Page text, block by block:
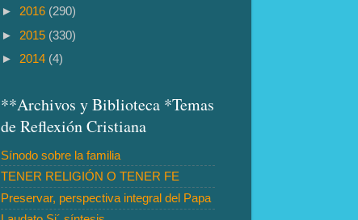
► 2016 (290)
► 2015 (330)
► 2014 (4)
**Archivos y Biblioteca *Temas
de Reflexión Cristiana
Sínodo sobre la familia
TENER RELIGIÓN O TENER FE
Preservar, perspectiva integral del Papa